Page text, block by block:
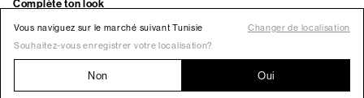
Vous naviguez sur le marché suivant Tunisie
Changer de localisation
Souhaitez-vous enregistrer votre localisation?
Non Oui